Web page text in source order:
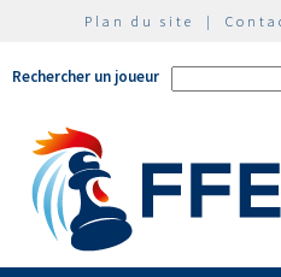
Plan du site |
Rechercher un joueur